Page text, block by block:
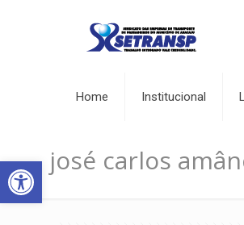
Abrir a barra de ferramentas
Home Institucional
josé carlos